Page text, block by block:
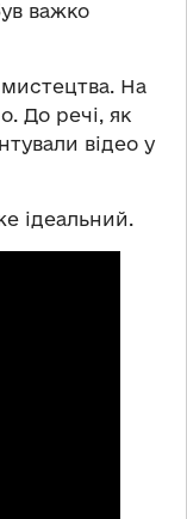
важко
На
До речі, як
відео у
ідеальний.